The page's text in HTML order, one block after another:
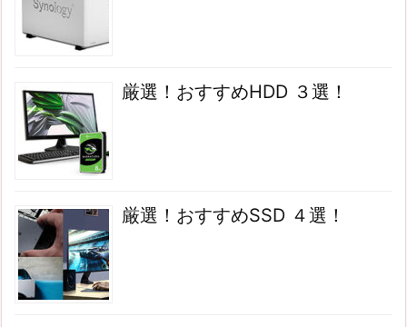
厳選！おすすめHDD ３選！
厳選！おすすめSSD ４選！